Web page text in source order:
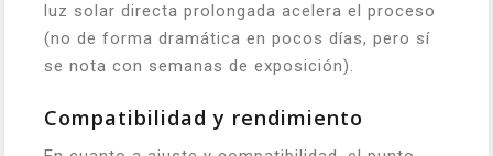
luz solar directa prolongada acelera el proceso
(no de forma dramática en pocos días, pero sí
se nota con semanas de exposición).
Compatibilidad y rendimiento